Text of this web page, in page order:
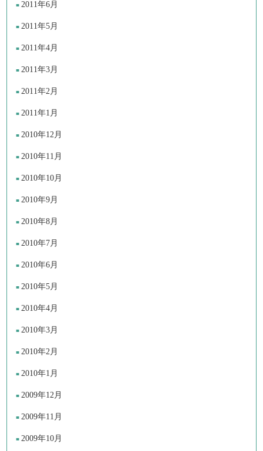
2011年6月
2011年5月
2011年4月
2011年3月
2011年2月
2011年1月
2010年12月
2010年11月
2010年10月
2010年9月
2010年8月
2010年7月
2010年6月
2010年5月
2010年4月
2010年3月
2010年2月
2010年1月
2009年12月
2009年11月
2009年10月